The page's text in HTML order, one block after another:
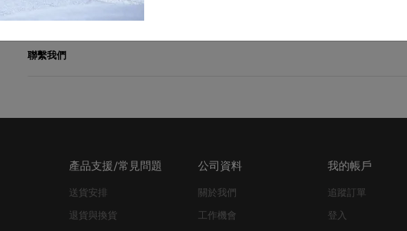
聯繫我們
產品支援/常見問題
送貨安排
退貨與換貨
公司資料
關於我們
工作機會
我的帳戶
追蹤訂單
登入